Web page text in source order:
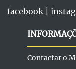
facebook
Contactar o